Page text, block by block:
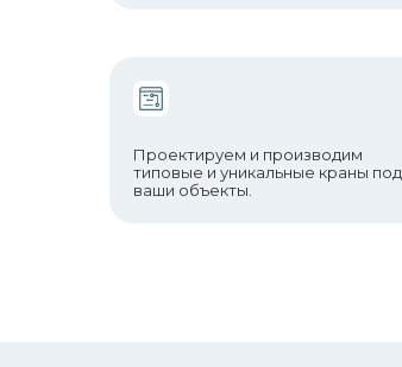
Проектируем и производим
типовые и уникальные краны под
ваши объекты.